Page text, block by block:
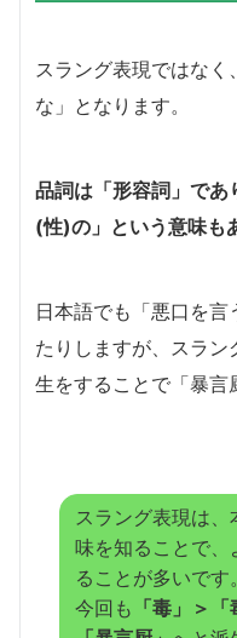
スラング表現ではな
な」となります。
品詞は「形容詞」であ
(性)の」という意味も
日本語でも「悪口を
たりしますが、スラン
生をすることで「暴言
スラング表現は
味を知ることで、
ることが多いです。
今回も 「毒」＞